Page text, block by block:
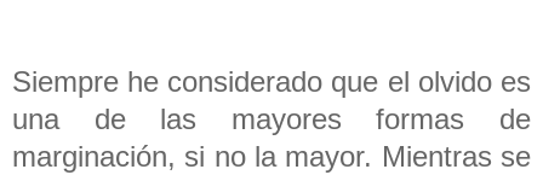
Siempre he considerado que el olvido es
una de las mayores formas de
marginación, si no la mayor. Mientras se